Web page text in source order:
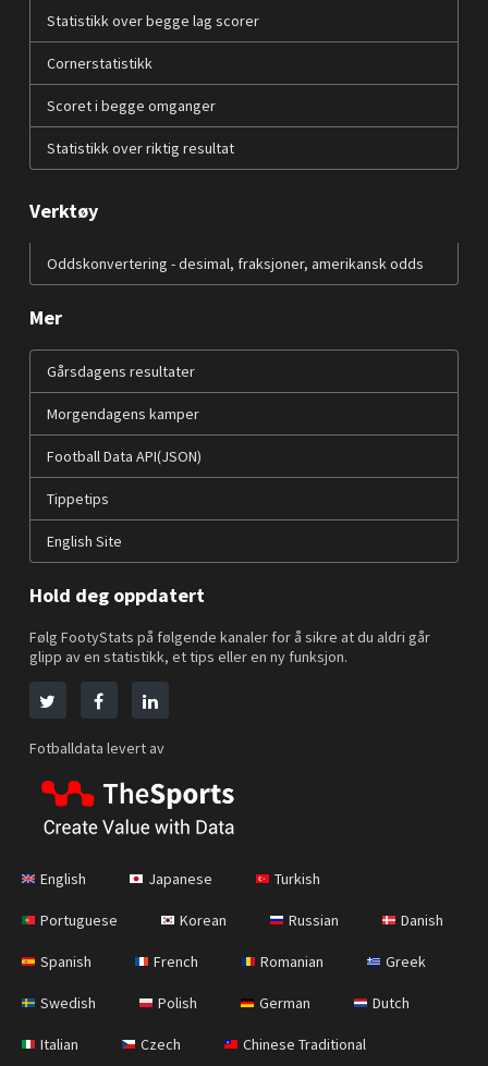
Statistikk over begge lag scorer
Cornerstatistikk
Scoret i begge omganger
Statistikk over riktig resultat
Verktøy
Oddskonvertering - desimal, fraksjoner, amerikansk odds
Mer
Gårsdagens resultater
Morgendagens kamper
Football Data API(JSON)
Tippetips
English Site
Hold deg oppdatert
Følg FootyStats på følgende kanaler for å sikre at du aldri går
glipp av en statistikk, et tips eller en ny funksjon.
Fotballdata levert av
English Japanese Turkish
Portuguese Korean Russian Danish
Spanish French Romanian Greek
Swedish Polish German Dutch
Italian Czech Chinese Traditional